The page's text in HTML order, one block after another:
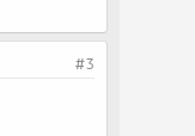
#3